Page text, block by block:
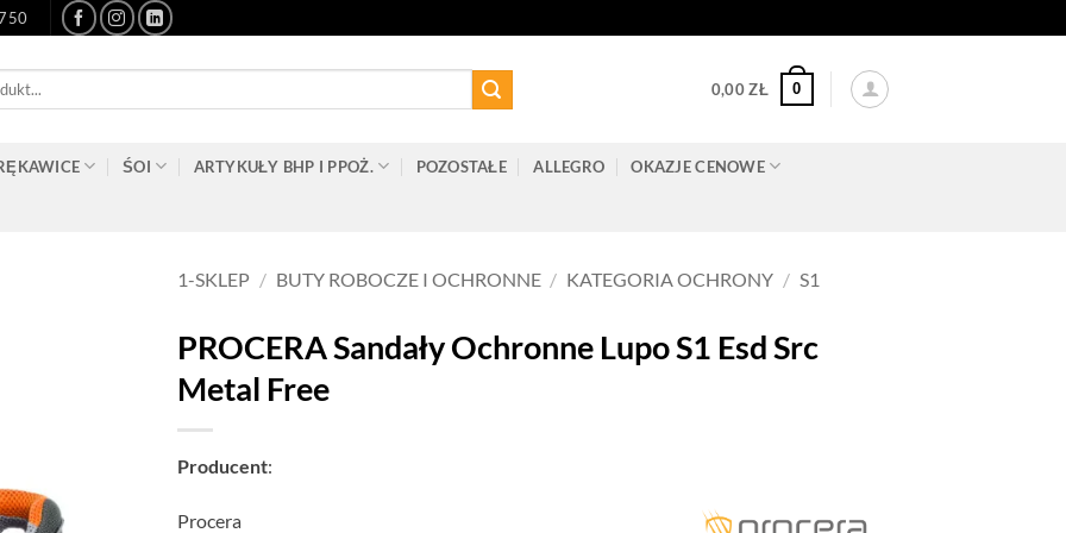
0,00ZŁ 0
ŚOI ARTYKUŁY BHP I PPOŻ. POZOSTAŁE ALLEGRO OKAZJE CENOWE
1-SKLEP / BUTY ROBOCZE I OCHRONNE / KATEGORIA OCHRONY / S1
PROCERA Sandały Ochronne Lupo S1 Esd Src
Metal Free
Producent:
Procera